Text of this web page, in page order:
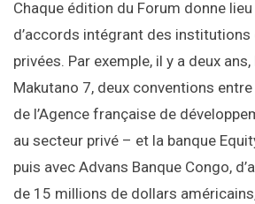
Chaque édition du Forum donne
d’accords intégrant des
privées. Par exemple, il y a deux
Makutano 7, deux conventions
de l’Agence française de
au secteur privé – et la banque
puis avec Advans Banque Congo,
de 15 millions de dollars